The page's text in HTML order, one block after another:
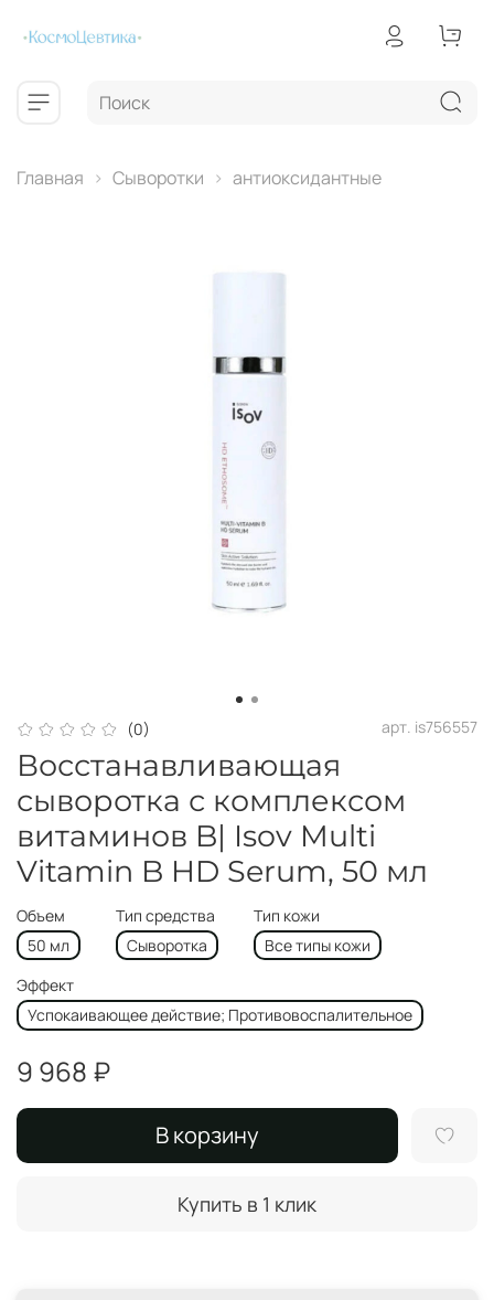
Главная Сыворотки антиоксидантные
(0) арт. is756557
Восстанавливающая
сыворотка с комплексом
витаминов B| Isov Multi
Vitamin B HD Serum, 50 мл
Объем
50 мл
Тип средства
Сыворотка
Тип кожи
Все типы кожи
Эффект
Успокаивающее действие; Противовоспалительное
9 968 ₽
В корзину
Купить в 1 клик